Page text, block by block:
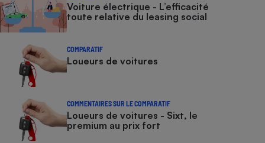
Voiture électrique - L’efficacité
toute relative du leasing social
COMPARATIF
Loueurs de voitures
COMMENTAIRES SUR LE COMPARATIF
Loueurs de voitures - Sixt, le
premium au prix fort